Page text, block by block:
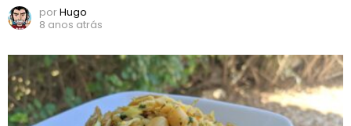
porHugo
8 anos atrás